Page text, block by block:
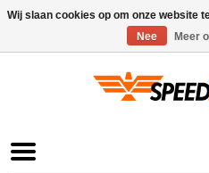
Wij slaan cookies op om onze website
Nee
Meer